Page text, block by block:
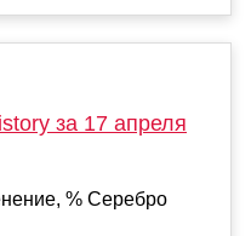
за 17 апреля
% Серебро